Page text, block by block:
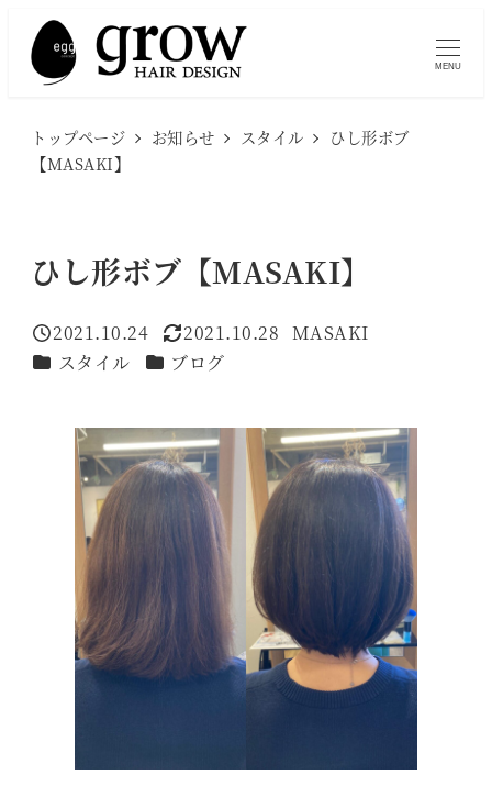
MENU
トップページ お知らせ スタイル
ひし形ボブ
【MASAKI】
ひし形ボブ【MASAKI】
投稿日
2021.10.24
更新日
2021.10.28
著
MASAKI
カテゴリー
スタイル カテゴリー
ブログ